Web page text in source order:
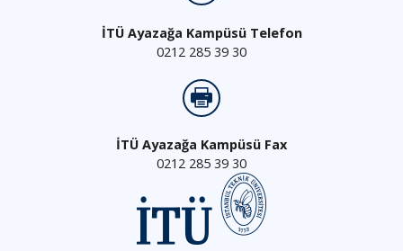
İTÜ Ayazağa Kampüsü Telefon
0212 285 39 30
İTÜ Ayazağa Kampüsü Fax
0212 285 39 30